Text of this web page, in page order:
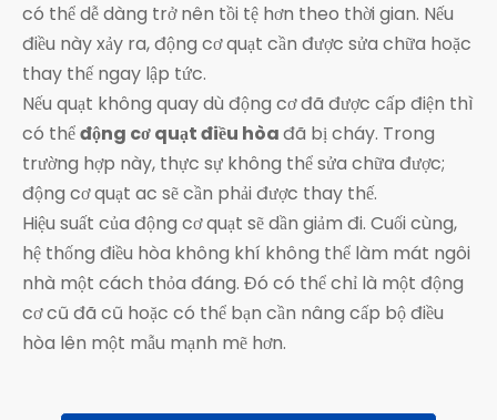
có thể dễ dàng trở nên tồi tệ hơn theo thời gian. Nếu
điều này xảy ra, động cơ quạt cần được sửa chữa hoặc
thay thế ngay lập tức.
Nếu quạt không quay dù động cơ đã được cấp điện thì
có thểđộng cơ quạt điều hòađã bị cháy. Trong
trường hợp này, thực sự không thể sửa chữa được;
động cơ quạt ac sẽ cần phải được thay thế.
Hiệu suất của động cơ quạt sẽ dần giảm đi. Cuối cùng,
hệ thống điều hòa không khí không thể làm mát ngôi
nhà một cách thỏa đáng. Đó có thể chỉ là một động
cơ cũ đã cũ hoặc có thể bạn cần nâng cấp bộ điều
hòa lên một mẫu mạnh mẽ hơn.